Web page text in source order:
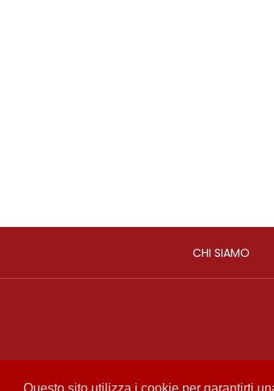
CHI SIAMO